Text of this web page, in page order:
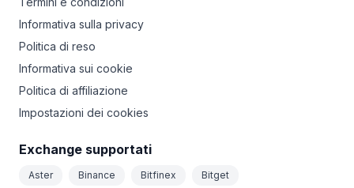
Informativa sulla privacy
Politica di reso
Informativa sui cookie
Politica di affiliazione
Impostazioni dei cookies
Exchange supportati
Aster Binance Bitfinex Bitget